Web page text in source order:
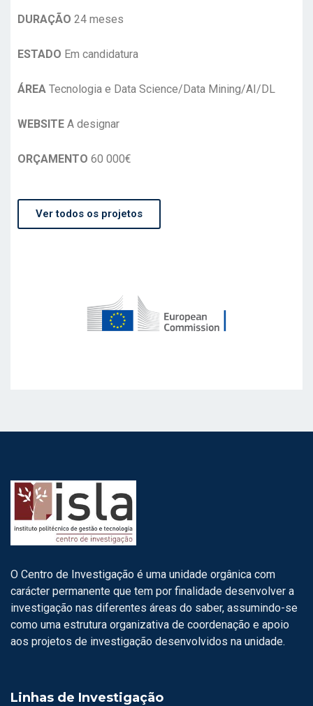
DURAÇÃO 24 meses
ESTADO Em candidatura
ÁREA Tecnologia e Data Science/Data Mining/AI/DL
WEBSITE A designar
ORÇAMENTO 60 000€
Ver todos os projetos
O Centro de Investigação é uma unidade orgânica com
carácter permanente que tem por finalidade desenvolver a
investigação nas diferentes áreas do saber, assumindo-se
como uma estrutura organizativa de coordenação e apoio
aos projetos de investigação desenvolvidos na unidade.
Linhas de Investigação